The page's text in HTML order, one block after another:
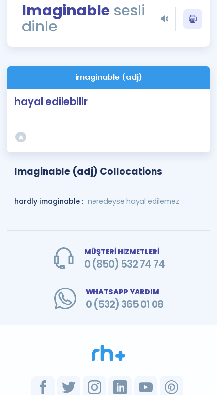
ÖSYM Sınav Takvimi
Kampanyalar
İngilizce Gramer
Imaginable sesli
dinle
imaginable (adj)
hayal edilebilir
Imaginable (adj) Collocations
hardly imaginable : neredeyse hayal edilemez
MÜŞTERİ HİZMETLERİ
0 (850) 532 74 74
WHATSAPP YARDIM
0 (532) 365 01 08